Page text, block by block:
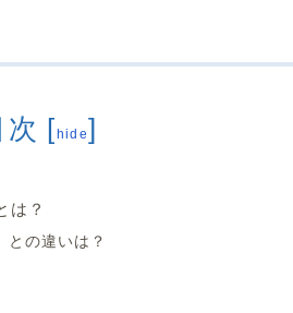
次 [hide]
は？
の違いは？